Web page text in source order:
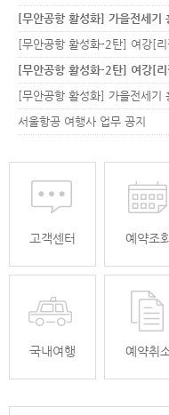
[무안공항 활성화] 가을전세기
[무안공항 활성화-2탄] 여강[
[무안공항 활성화-2탄] 여강[
서울항공 여행사 업무 공지
고객센터 예약조회
국내여행 예약취